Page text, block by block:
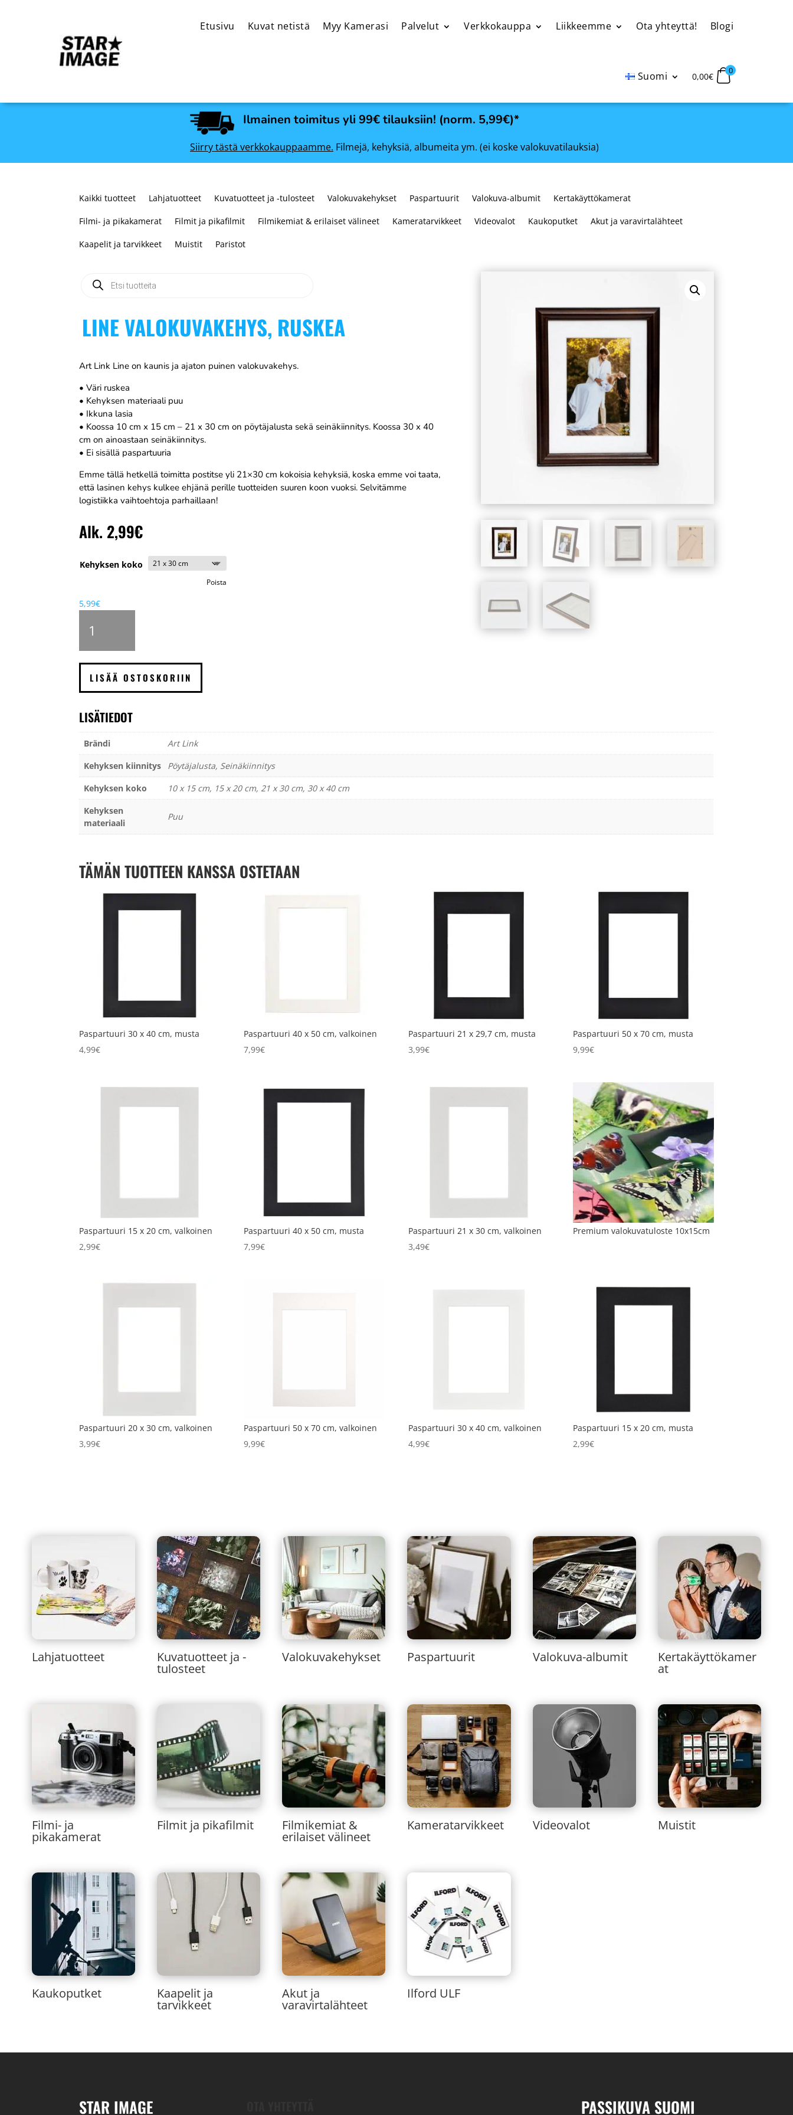
Etusivu Kuvat netistä Myy Kamerasi Palvelut Verkkokauppa Liikkeemme Ota yhteyttä! Blogi
Suomi 0,00€
0
Ilmainen toimitus yli 99€ tilauksiin! (norm. 5,99€)*
Siirry tästä verkkokauppaamme. Filmejä, kehyksiä, albumeita ym. (ei koske valokuvatilauksia)
Kaikki tuotteet Lahjatuotteet Kuvatuotteet ja -tulosteet Valokuvakehykset Paspartuurit Valokuva-albumit Kertakäyttökamerat
Filmi- ja pikakamerat Filmit ja pikafilmit Filmikemiat & erilaiset välineet Kameratarvikkeet Videovalot Kaukoputket Akut ja varavirtalähteet
Kaapelit ja tarvikkeet Muistit Paristot
Products
search
LINE VALOKUVAKEHYS, RUSKEA
Art Link Line on kaunis ja ajaton puinen valokuvakehys.
• Väri ruskea
• Kehyksen materiaali puu
• Ikkuna lasia
• Koossa 10 cm x 15 cm – 21 x 30 cm on pöytäjalusta sekä seinäkiinnitys. Koossa 30 x 40
cm on ainoastaan seinäkiinnitys.
• Ei sisällä paspartuuria
Emme tällä hetkellä toimitta postitse yli 21×30 cm kokoisia kehyksiä, koska emme voi taata,
että lasinen kehys kulkee ehjänä perille tuotteiden suuren koon vuoksi. Selvitämme
logistiikka vaihtoehtoja parhaillaan!
Alk. 2,99€
Kehyksen koko
Poista
5,99€
valokuvakehys,
LISÄÄ OSTOSKORIIN
LISÄTIEDOT
Brändi
Art Link
Kehyksen kiinnitys
Pöytäjalusta, Seinäkiinnitys
Kehyksen koko
10 x 15 cm, 15 x 20 cm, 21 x 30 cm, 30 x 40 cm
Kehyksen
materiaali
Puu
TÄMÄN TUOTTEEN KANSSA OSTETAAN
Paspartuuri 30 x 40 cm, musta
4,99€
Paspartuuri 40 x 50 cm, valkoinen
7,99€
Paspartuuri 21 x 29,7 cm, musta
3,99€
Paspartuuri 50 x 70 cm, musta
9,99€
Paspartuuri 15 x 20 cm, valkoinen
2,99€
Paspartuuri 40 x 50 cm, musta
7,99€
Paspartuuri 21 x 30 cm, valkoinen
3,49€
Premium valokuvatuloste 10x15cm
Paspartuuri 20 x 30 cm, valkoinen
3,99€
Paspartuuri 50 x 70 cm, valkoinen
9,99€
Paspartuuri 30 x 40 cm, valkoinen
4,99€
Paspartuuri 15 x 20 cm, musta
2,99€
Lahjatuotteet Kuvatuotteet ja -
tulosteet
Valokuvakehykset Paspartuurit Valokuva-albumit Kertakäyttökamer
at
Filmi- ja
pikakamerat
Filmit ja pikafilmit Filmikemiat &
erilaiset välineet
Kameratarvikkeet Videovalot Muistit
Kaukoputket Kaapelit ja
tarvikkeet
Akut ja
varavirtalähteet
Ilford ULF
STAR IMAGE PASSIKUVA SUOMI